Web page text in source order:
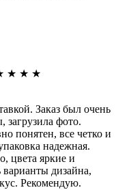
★ ★ ★
Заказ был очень
фото.
понятен, все четко и
надежная.
цвета яркие и
дизайна,
Рекомендую.